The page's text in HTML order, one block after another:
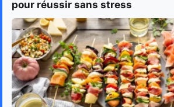
pour réussir sans stress